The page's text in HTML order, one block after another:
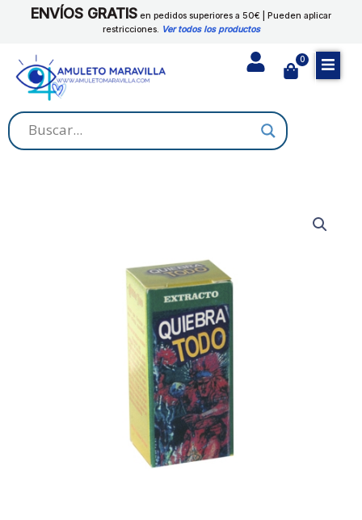
ENVÍOS GRATIS en pedidos superiores a 50€ | Pueden aplicar
restricciones. Ver todos los productos
0
Cart
cantidad